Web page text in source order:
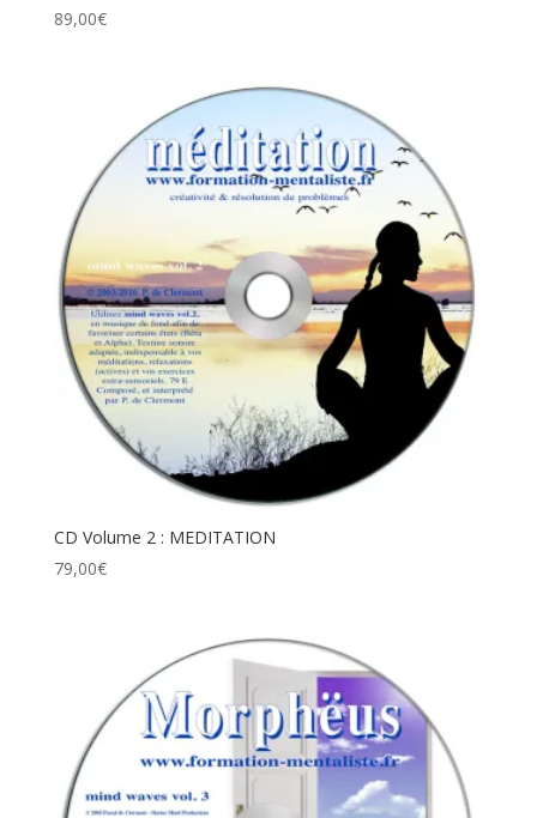
89,00€
CD Volume 2 : MEDITATION
79,00€